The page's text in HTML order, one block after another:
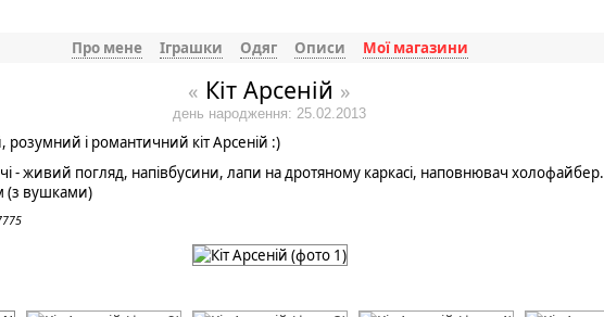
Про мене Іграшки Одяг Описи Мої магазини
« Кіт Арсеній »
день народження: 25.02.2013
і романтичний кіт Арсеній :)
- живий погляд, напівбусини, лапи на дротяному каркасі, наповнювач холофайбер.
(з вушками)